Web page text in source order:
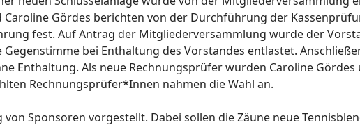
Gördes berichten von der Durchführung der
fest. Auf Antrag der Mitgliederversammlung wurde der
bei Enthaltung des Vorstandes entlastet.
Enthaltung. Als neue Rechnungsprüfer wurden Caroline Gördes
Rechnungsprüfer*Innen nahmen die Wahl an.
Sponsoren vorgestellt. Dabei sollen die Zäune neue